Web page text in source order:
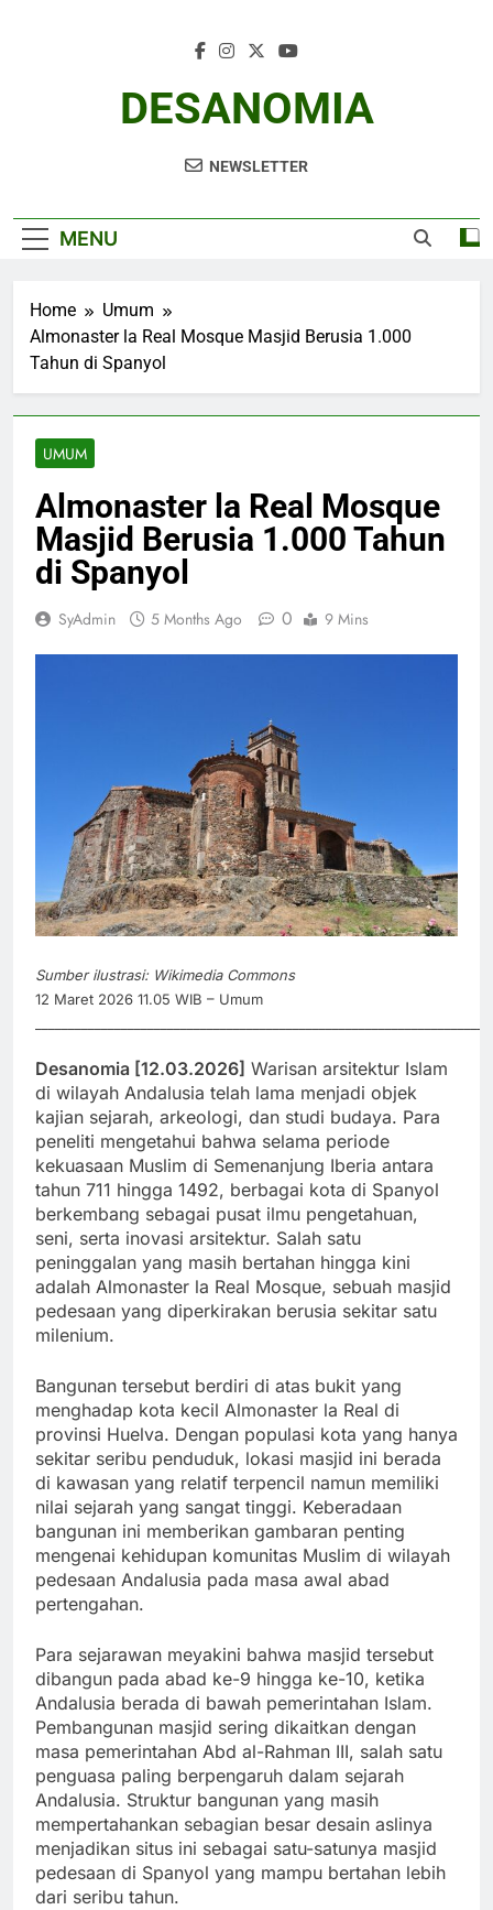
DESANOMIA
NEWSLETTER
MENU
Home
Umum
Almonaster la Real Mosque Masjid Berusia 1.000
Tahun di Spanyol
UMUM
Almonaster la Real Mosque
Masjid Berusia 1.000 Tahun
di Spanyol
SyAdmin 5 Months Ago 0 9 Mins
Sumber ilustrasi: Wikimedia Commons
12 Maret 2026 11.05 WIB – Umum
Desanomia [12.03.2026] Warisan arsitektur Islam
di wilayah Andalusia telah lama menjadi objek
kajian sejarah, arkeologi, dan studi budaya. Para
peneliti mengetahui bahwa selama periode
kekuasaan Muslim di Semenanjung Iberia antara
tahun 711 hingga 1492, berbagai kota di Spanyol
berkembang sebagai pusat ilmu pengetahuan,
seni, serta inovasi arsitektur. Salah satu
peninggalan yang masih bertahan hingga kini
adalah Almonaster la Real Mosque, sebuah masjid
pedesaan yang diperkirakan berusia sekitar satu
milenium.
Bangunan tersebut berdiri di atas bukit yang
menghadap kota kecil Almonaster la Real di
provinsi Huelva. Dengan populasi kota yang hanya
sekitar seribu penduduk, lokasi masjid ini berada
di kawasan yang relatif terpencil namun memiliki
nilai sejarah yang sangat tinggi. Keberadaan
bangunan ini memberikan gambaran penting
mengenai kehidupan komunitas Muslim di wilayah
pedesaan Andalusia pada masa awal abad
pertengahan.
Para sejarawan meyakini bahwa masjid tersebut
dibangun pada abad ke-9 hingga ke-10, ketika
Andalusia berada di bawah pemerintahan Islam.
Pembangunan masjid sering dikaitkan dengan
masa pemerintahan Abd al-Rahman III, salah satu
penguasa paling berpengaruh dalam sejarah
Andalusia. Struktur bangunan yang masih
mempertahankan sebagian besar desain aslinya
menjadikan situs ini sebagai satu-satunya masjid
pedesaan di Spanyol yang mampu bertahan lebih
dari seribu tahun.